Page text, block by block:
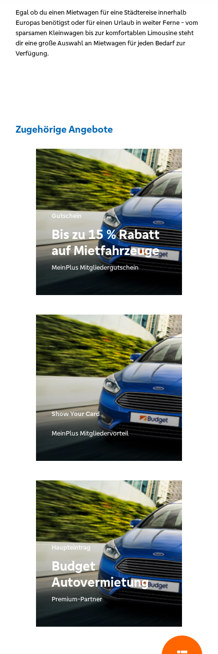
Egal ob du einen Mietwagen für eine Städtereise innerhalb
Europas benötigst oder für einen Urlaub in weiter Ferne - vom
sparsamen Kleinwagen bis zur komfortablen Limousine steht
dir eine große Auswahl an Mietwagen für jeden Bedarf zur
Verfügung.
Zugehörige Angebote
Gutschein
Bis zu 15 % Rabatt
auf Mietfahrzeuge
MeinPlus Mitgliedergutschein
Show Your Card
MeinPlus Mitgliedervorteil
Haupteintrag
Budget
Autovermietung
Premium-Partner